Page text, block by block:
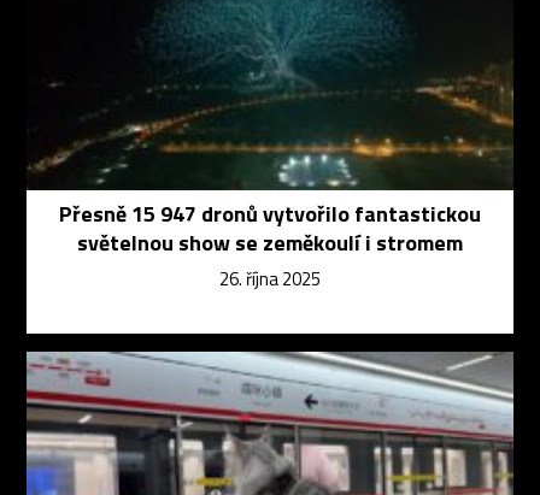
Přesně 15 947 dronů vytvořilo fantastickou
světelnou show se zeměkoulí i stromem
26. října 2025